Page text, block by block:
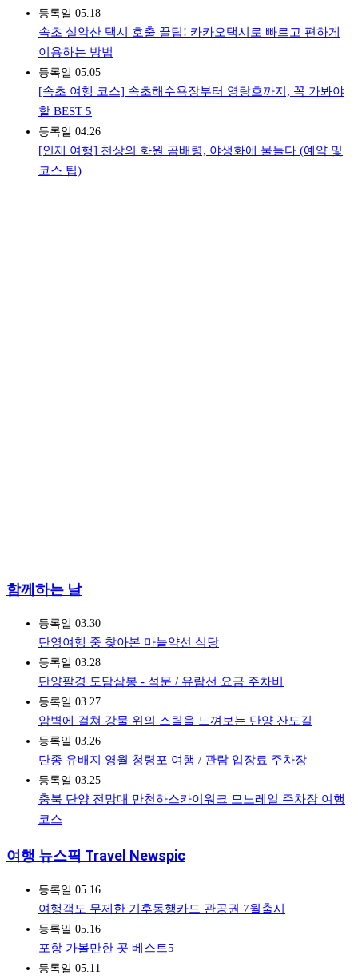
등록일 05.18
속초 설악산 택시 호출 꿀팁! 카카오택시로 빠르고 편하게
이용하는 방법
등록일 05.05
[속초 여행 코스] 속초해수욕장부터 영랑호까지, 꼭 가봐야
할 BEST 5
등록일 04.26
[인제 여행] 천상의 화원 곰배령, 야생화에 물들다 (예약 및
코스 팁)
함께하는 날
등록일 03.30
단영여행 중 찾아본 마늘약선 식당
등록일 03.28
단양팔경 도담삼봉 - 석문 / 유람선 요금 주차비
등록일 03.27
암벽에 걸쳐 강물 위의 스릴을 느껴보는 단양 잔도길
등록일 03.26
단종 유배지 영월 청령포 여행 / 관람 입장료 주차장
등록일 03.25
충북 단양 전망대 만천하스카이워크 모노레일 주차장 여행
코스
여행 뉴스픽 Travel Newspic
등록일 05.16
여행객도 무제한 기후동행카드 관공권 7월출시
등록일 05.16
포항 가볼만한 곳 베스트5
등록일 05.11